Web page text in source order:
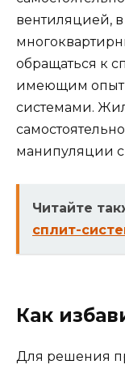
вентиляцией,
обращаться к
имеющим опыт
системами.
манипуляции
Читайте
сплит-
Как
Для решения